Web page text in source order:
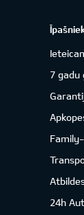
7 gadu
24h